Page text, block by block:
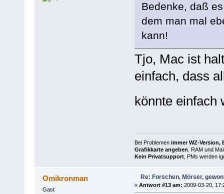
Bedenke, daß
dem man mal
kann!
Tjo, Mac ist
einfach, dass
könnte einfach
Bei Problemen immer WZ-Version,
Grafikkarte angeben . RAM und
Kein Privatsupport, PMs werden
Omikronman
Gast
Re: Forschen, Mörser,
« Antwort #13 am: 2009-03-20,